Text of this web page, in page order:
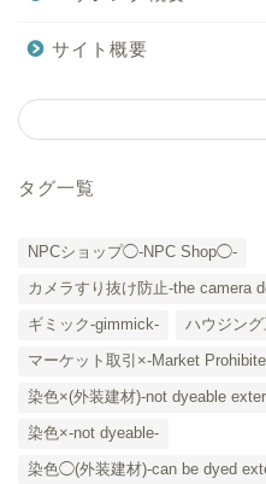
サイト概要
タグ一覧
NPCショップ◯-NPC Shop◯-
カメラすり抜け防止-the camera
ギミック-gimmick-
ハウジン
マーケット取引×-Market
染色×(外装建材)-not dyeable
染色×-not dyeable-
染色◯(外装建材)-can be dyed